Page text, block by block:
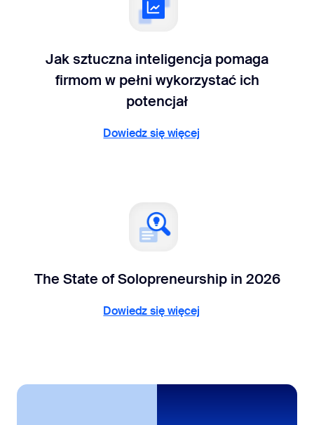
Jak sztuczna inteligencja pomaga
firmom w pełni wykorzystać ich
potencjał
Dowiedz się więcej
The State of Solopreneurship in 2026
Dowiedz się więcej